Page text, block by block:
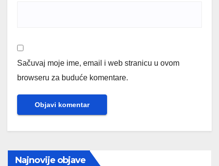
Sačuvaj moje ime, email i web stranicu u ovom
browseru za buduće komentare.
Najnovije objave